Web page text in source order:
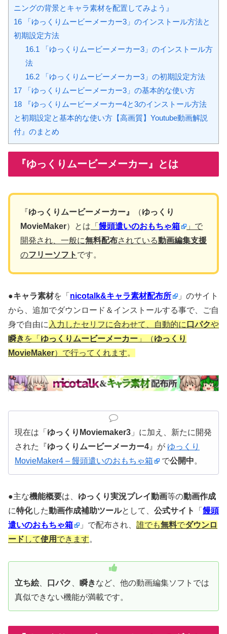
ニングの背景とキャラ素材を配置してみよう』
16 「ゆっくりムービーメーカー3」のインストール方法と
初期設定方法
16.1 「ゆっくりムービーメーカー3」のインストール方
法
16.2「ゆっくりムービーメーカー3」の初期設定方法
17 「ゆっくりムービーメーカー3」の基本的な使い方
18 『ゆっくりムービーメーカー4と3のインストール方法
と初期設定と基本的な使い方【高画質】Youtube動画解説
付』のまとめ
『ゆっくりムービーメーカー』とは
『ゆっくりムービーメーカー』 （ゆっくり
MovieMaker）とは 「 饅頭遣いのおもちゃ箱
」で
開発され、一般に無料配布されている動画編集支援
のフリーソフト です。
●キャラ素材を「 nicotalk&キャラ素材配布所
」のサイト
から、追加でダウンロード＆インストールする事で、ご自
身で自由に 入力したセリフに合わせて、自動的に 口パクや
瞬き を「 ゆっくりムービーメーカー 」（ゆっくり
MovieMaker）で行ってくれます。
現在は「 ゆっくりMoviemaker3 」に加え、新たに開発
された『ゆっくりムービーメーカー4 』が ゆっくり
MovieMaker4 – 饅頭遣いのおもちゃ箱
で公開中。
●主な機能概要は、 ゆっくり実況プレイ動画等の動画作成
に特化した動画作成補助ツールとして、 公式サイト 「 饅頭
遣いのおもちゃ箱
」で配布され、 誰でも無料でダウンロ
ード して使用 できます。
立ち絵、 口パク 瞬きなど、他の動画編集ソフトでは
真似できない機能が満載です。